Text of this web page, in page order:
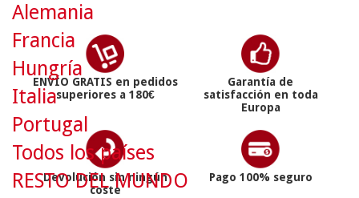
ENVÍO GRATIS en pedidos
superiores a 180€
Garantía de
satisfacción en toda
Europa
Devolución sin ningún
coste
Pago 100% seguro
Alemania
Francia
Hungría
Italia
Portugal
Todos los países
RESTO DEL MUNDO